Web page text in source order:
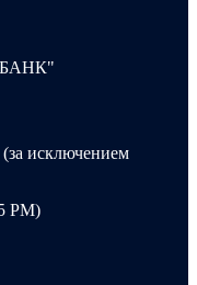
исключением
PM)